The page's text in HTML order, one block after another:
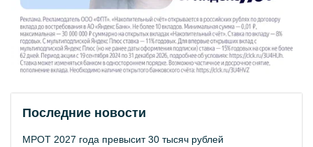
Последние новости
МРОТ 2027 года превысит 30 тысяч рублей